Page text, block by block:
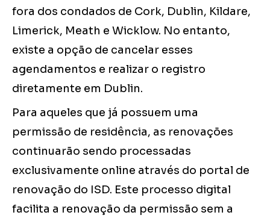
fora dos condados de Cork, Dublin, Kildare,
Limerick, Meath e Wicklow. No entanto,
existe a opção de cancelar esses
agendamentos e realizar o registro
diretamente em Dublin.
Para aqueles que já possuem uma
permissão de residência, as renovações
continuarão sendo processadas
exclusivamente online através do portal de
renovação do ISD. Este processo digital
facilita a renovação da permissão sem a